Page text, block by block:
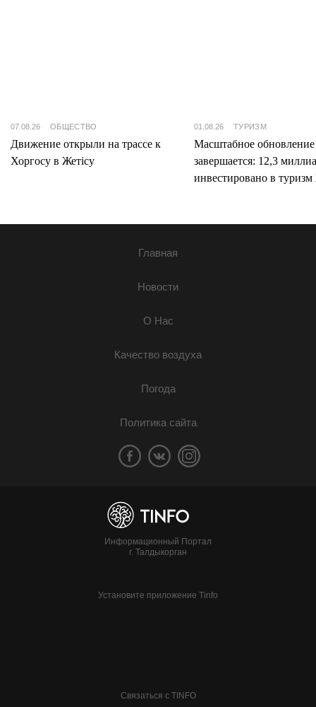
07.08.26 ОБЩЕСТВО
Движение открыли на трассе к
Хоргосу в Жетісу
01.08.26 ТУРИЗМ
Масштабное
завершается: 12,3
инвестировано в туризм
Главная
Новости
О Нас
Качество воздуха
Погода
Политика сайта
Информационный Портал
г. Талдыкорган
Установите приложение Tinfo
Связаться с TINFO